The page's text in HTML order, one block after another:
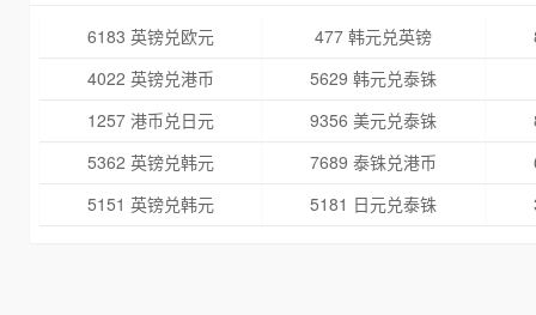
6183 英镑兑欧元 477 韩元兑英镑
4022 英镑兑港币
5629 韩元兑泰铢
1257 港币兑日元
9356 美元兑泰铢
5362 英镑兑韩元
7689 泰铢兑港币
5151 英镑兑韩元
5181 日元兑泰铢